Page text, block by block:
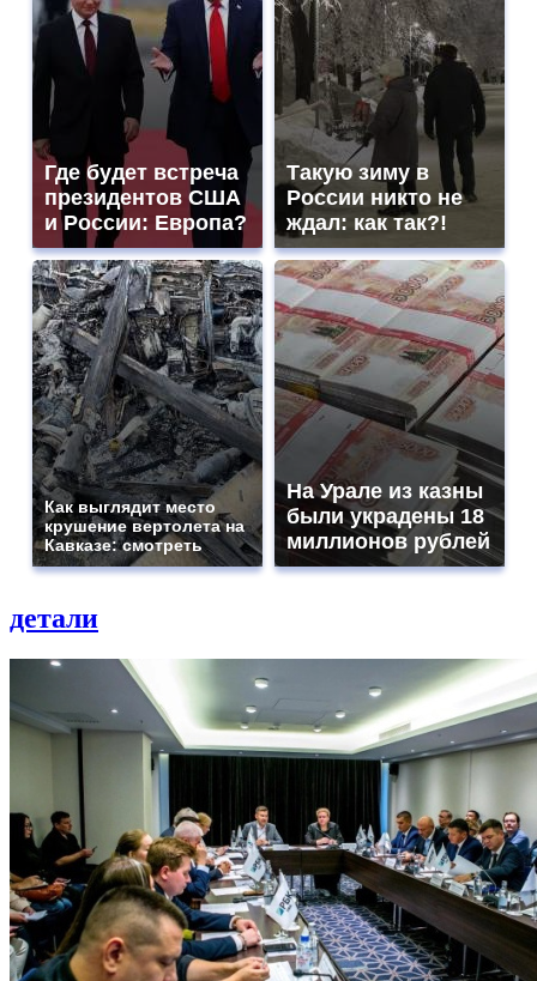
Где будет встреча
президентов США
и России: Европа?
Такую зиму в
России никто не
ждал: как так?!
Как выглядит место
крушение вертолета на
Кавказе: смотреть
На Урале из казны
были украдены 18
миллионов рублей
детали